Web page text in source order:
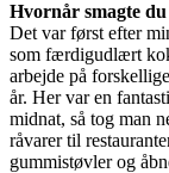
Hvornår smagte du
Det var først efter
som færdigudlært
arbejde på
år. Her var en
midnat, så tog man
råvarer til
gummistøvler og